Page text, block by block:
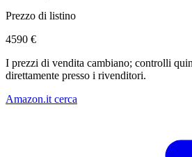
Prezzo di listino
4590 €
I prezzi di vendita cambiano; controlli
direttamente presso i rivenditori.
Amazon.it cerca